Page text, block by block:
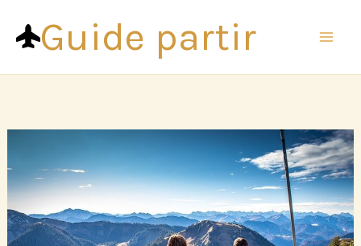
contenuGuide partir